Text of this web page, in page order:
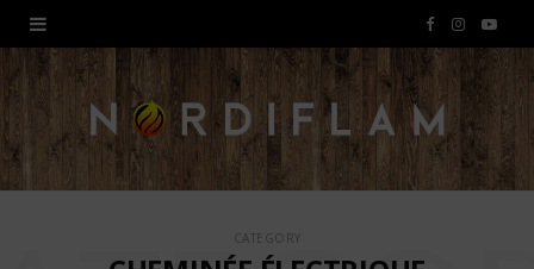
a
c
I Y
CATEGORY